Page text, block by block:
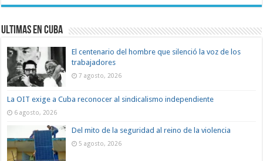
Ultimas en Cuba
El centenario del hombre que silenció la voz de los
trabajadores
7 agosto, 2026
La OIT exige a Cuba reconocer al sindicalismo independiente
6 agosto, 2026
Del mito de la seguridad al reino de la violencia
5 agosto, 2026